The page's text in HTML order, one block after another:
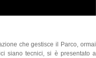
che gestisce il Parco, ormai
siano tecnici, si è presentato a